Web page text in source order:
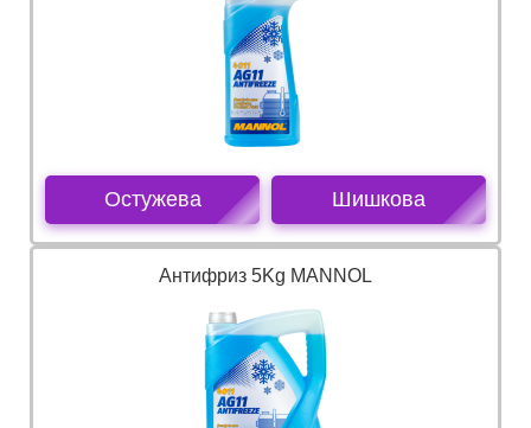
Остужева Шишкова
Антифриз 5Kg MANNOL